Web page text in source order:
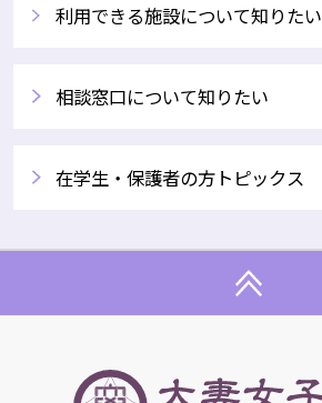
利用できる施設について知りたい
相談窓口について知りたい
在学生・保護者の方トピックス